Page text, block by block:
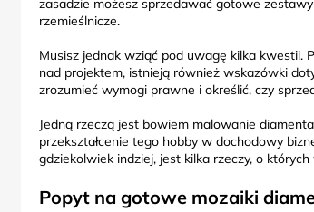
zasadzie możesz sprzedawać gotowe
rzemieślnicze.
Musisz jednak wziąć pod uwagę kilka kwestii.
nad projektem, istnieją również wskazówki
zrozumieć wymogi prawne i określić, czy
Jedną rzeczą jest bowiem malowanie
przekształcenie tego hobby w dochodowy
gdziekolwiek indziej, jest kilka rzeczy, o
Popyt na gotowe mozaiki